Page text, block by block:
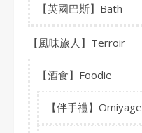
【英國巴斯】Bath
【風味旅人】Terroir
【酒食】Foodie
【伴手禮】Omiyage